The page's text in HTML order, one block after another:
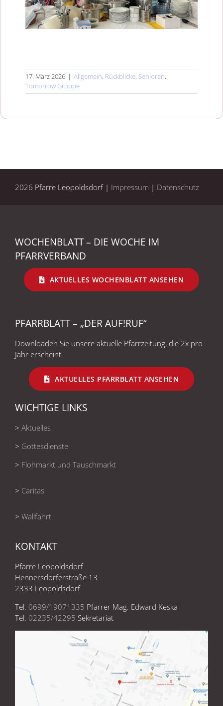
17. März 2026 | Allgemein, Rückblicke, Senioren,
Tomorrow Gruppe
2026 Pfarre Leopoldsdorf | Impressum | Datenschutz
WOCHENBLATT – DIE WOCHE IM
PFARRVERBAND
AKTUELLES WOCHENBLATT ANSEHEN
PFARRBLATT – „DER AUF!RUF“
Downloaden Sie unsere aktuelle Pfarrzeitung, die 2x pro
Jahr erscheint.
AKTUELLES PFARRBLATT ANSEHEN
WICHTIGE LINKS
> Aktuelles
> Gottesdienste
> Flohmarkt und Tauschmarkt
> Caritas
> Wallfahrt
KONTAKT
Pfarre Leopoldsdorf
Hennersdorferstraße 13
2333 Leopoldsdorf
Tel. 0699/19071335 Pfarrer Mag. Edward Keska
Tel. 02235/42295 Sekretariat